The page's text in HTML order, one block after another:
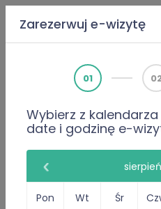
Doktorzy
PWZ 2872893, specjalista
Psychiatra
Krzysztof
55 Opinie
Zarezerwuj e-wizytę
01
Wybierz z
date i godzinę e-
Pon Wt Śr